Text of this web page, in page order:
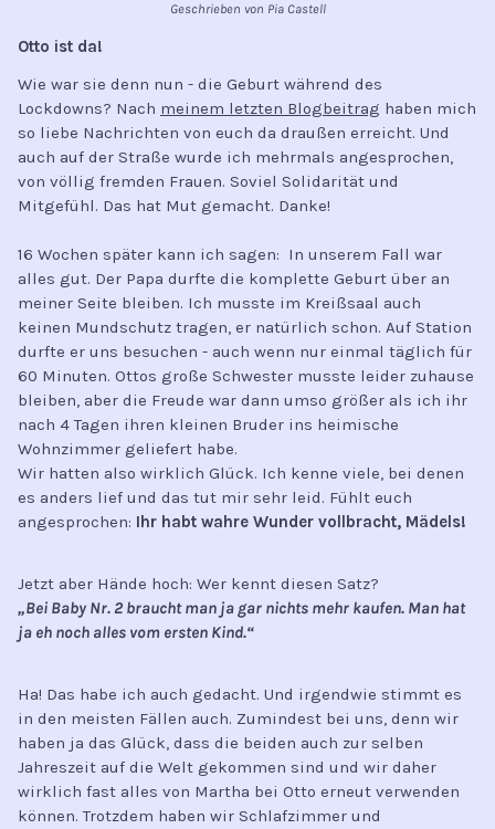
Geschrieben von Pia Castell
Otto ist da!
Wie war sie denn nun - die Geburt während des
Lockdowns? Nach meinem letzten Blogbeitrag haben mich
so liebe Nachrichten von euch da draußen erreicht. Und
auch auf der Straße wurde ich mehrmals angesprochen,
von völlig fremden Frauen. Soviel Solidarität und
Mitgefühl. Das hat Mut gemacht. Danke!
16 Wochen später kann ich sagen: In unserem Fall war
alles gut. Der Papa durfte die komplette Geburt über an
meiner Seite bleiben. Ich musste im Kreißsaal auch
keinen Mundschutz tragen, er natürlich schon. Auf Station
durfte er uns besuchen - auch wenn nur einmal täglich für
60 Minuten. Ottos große Schwester musste leider zuhause
bleiben, aber die Freude war dann umso größer als ich ihr
nach 4 Tagen ihren kleinen Bruder ins heimische
Wohnzimmer geliefert habe.
Wir hatten also wirklich Glück. Ich kenne viele, bei denen
es anders lief und das tut mir sehr leid. Fühlt euch
angesprochen: Ihr habt wahre Wunder vollbracht, Mädels!
Jetzt aber Hände hoch: Wer kennt diesen Satz?
„Bei Baby Nr. 2 braucht man ja gar nichts mehr kaufen. Man hat
ja eh noch alles vom ersten Kind.“
Ha! Das habe ich auch gedacht. Und irgendwie stimmt es
in den meisten Fällen auch. Zumindest bei uns, denn wir
haben ja das Glück, dass die beiden auch zur selben
Jahreszeit auf die Welt gekommen sind und wir daher
wirklich fast alles von Martha bei Otto erneut verwenden
können. Trotzdem haben wir Schlafzimmer und